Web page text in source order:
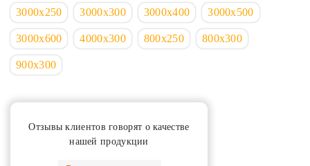
3000х250 3000х300 3000х400 3000х500
3000х600 4000х300 800х250 800х300
900х300
Отзывы клиентов говорят о качестве
нашей продукции